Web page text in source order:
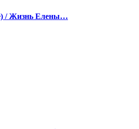
/ Жизнь Елены…